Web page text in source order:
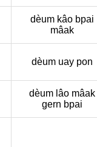
dèum kâo bpai
mâak
dèum uay pon
dèum lâo mâak
gern bpai